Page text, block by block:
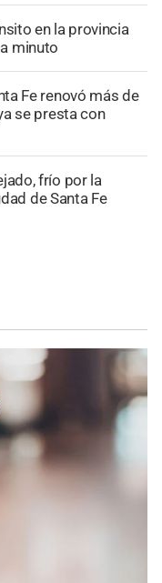
en la provincia
minuto
Fe renovó más de
se presta con
frío por la
de Santa Fe